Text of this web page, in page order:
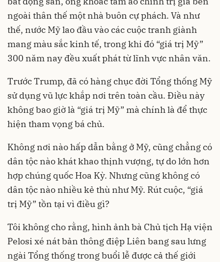
ngoài thân thế một nhà buôn cự phách. Và như
thế, nước Mỹ lao đầu vào các cuộc tranh giành
mang màu sắc kinh tế, trong khi đó “giá trị Mỹ”
300 năm nay đều xuất phát từ lĩnh vực nhân văn.
Trước Trump, đã có hàng chục đời Tổng thống Mỹ
sử dụng vũ lực khắp nơi trên toàn cầu. Điều này
không bao giờ là “giá trị Mỹ” mà chính là để thực
hiện tham vọng bá chủ.
Không nơi nào hấp dẫn bằng ở Mỹ, cũng chẳng có
dân tộc nào khát khao thịnh vượng, tự do lớn hơn
hợp chúng quốc Hoa Kỳ. Nhưng cũng không có
dân tộc nào nhiều kẻ thù như Mỹ. Rút cuộc, “giá
trị Mỹ” tồn tại vì điều gì?
Tôi không cho rằng, hình ảnh bà Chủ tịch Hạ viện
Pelosi xé nát bản thông điệp Liên bang sau lưng
ngài Tổng thống trong buổi lễ được cả thế giới